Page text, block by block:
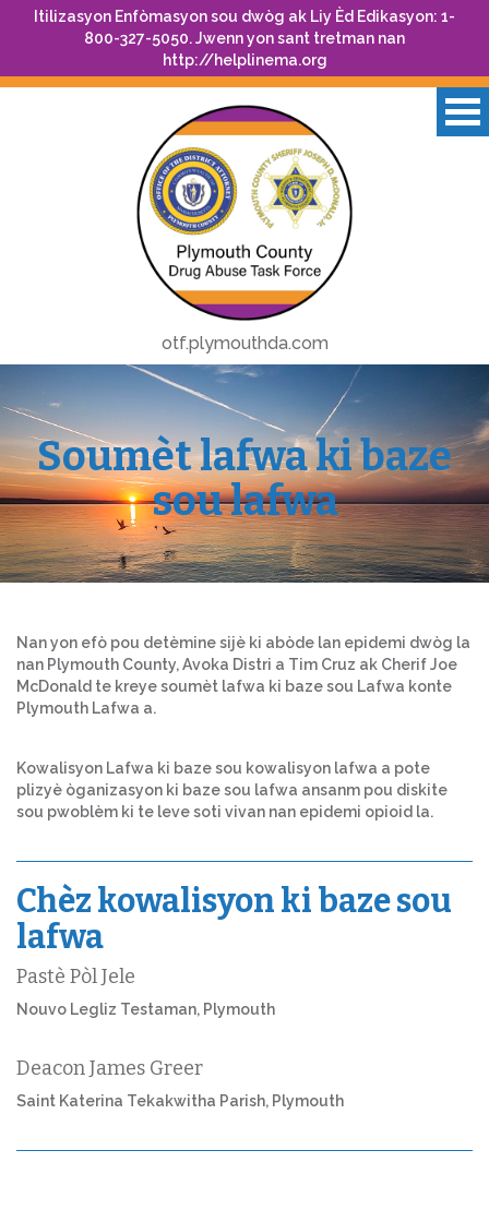
Itilizasyon Enfòmasyon sou dwòg ak Liy Èd Edikasyon: 1-
800-327-5050. Jwenn yon sant tretman nan
http://helplinema.org
otf.plymouthda.com
Soumèt lafwa ki baze
sou lafwa
Nan yon efò pou detèmine sijè ki abòde lan epidemi dwòg la
nan Plymouth County, Avoka Distri a Tim Cruz ak Cherif Joe
McDonald te kreye soumèt lafwa ki baze sou Lafwa konte
Plymouth Lafwa a.
Kowalisyon Lafwa ki baze sou kowalisyon lafwa a pote
plizyè òganizasyon ki baze sou lafwa ansanm pou diskite
sou pwoblèm ki te leve soti vivan nan epidemi opioid la.
Chèz kowalisyon ki baze sou
lafwa
Pastè Pòl Jele
Nouvo Legliz Testaman, Plymouth
Deacon James Greer
Saint Katerina Tekakwitha Parish, Plymouth